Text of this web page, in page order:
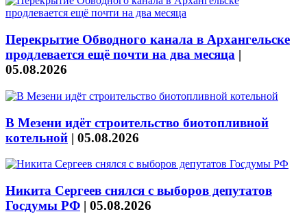
Перекрытие Обводного канала в Архангельске
продлевается ещё почти на два месяца |
05.08.2026
В Мезени идёт строительство биотопливной
котельной | 05.08.2026
Никита Сергеев снялся с выборов депутатов
Госдумы РФ | 05.08.2026